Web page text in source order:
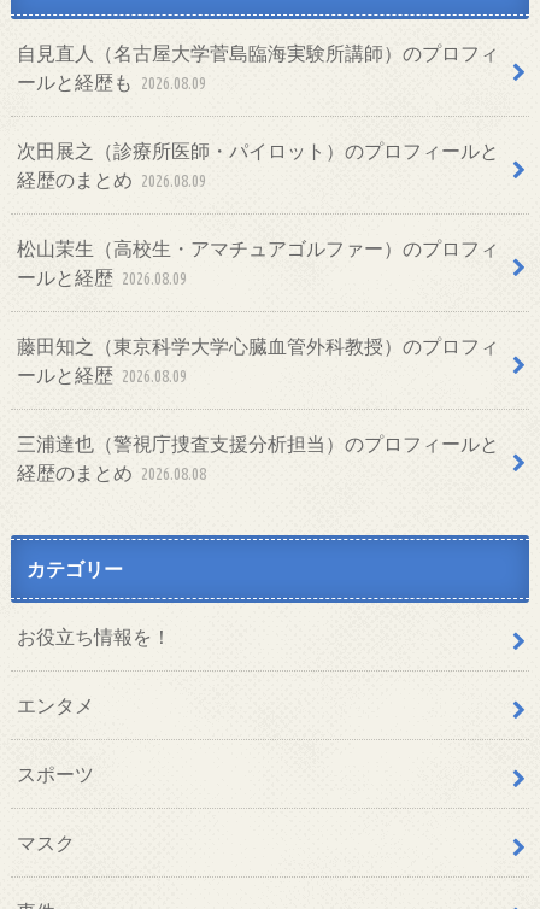
自見直人（名古屋大学菅島臨海実験所講師）のプロフィ
ールと経歴も
2026.08.09
次田展之（診療所医師・パイロット）のプロフィールと
経歴のまとめ 2026.08.09
松山茉生（高校生・アマチュアゴルファー）のプロフィ
ールと経歴 2026.08.09
藤田知之（東京科学大学心臓血管外科教授）のプロフィ
ールと経歴 2026.08.09
三浦達也（警視庁捜査支援分析担当）のプロフィールと
経歴のまとめ 2026.08.08
カテゴリー
お役立ち情報を！
エンタメ
スポーツ
マスク